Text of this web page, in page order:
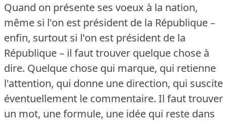
Quand on présente ses voeux à la nation,
même si l'on est président de la République –
enfin, surtout si l'on est président de la
République – il faut trouver quelque chose à
dire. Quelque chose qui marque, qui retienne
l'attention, qui donne une direction, qui suscite
éventuellement le commentaire. Il faut trouver
un mot, une formule, une idée qui reste dans